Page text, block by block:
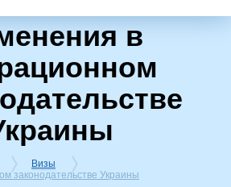
в
Визы
законодательстве Украины